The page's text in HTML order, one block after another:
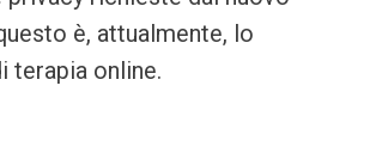
è, attualmente, lo
terapia online.